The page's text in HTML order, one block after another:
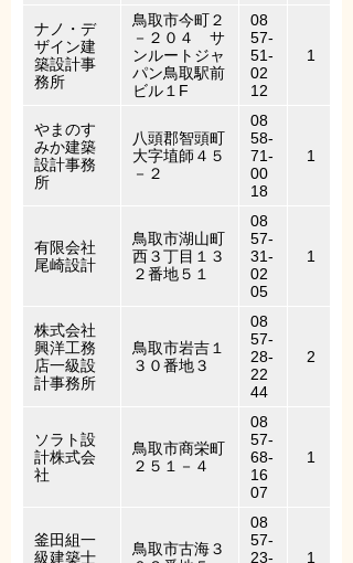
ナノ・デ
ザイン建
築設計事
務所
鳥取市今町２
－２０４ サ
ンルートジャ
パン鳥取駅前
ビル１F
08
57-
51-
02
12
1
やまのす
みか建築
設計事務
所
八頭郡智頭町
大字埴師４５
－２
08
58-
71-
00
18
1
有限会社
尾崎設計
鳥取市湖山町
西３丁目１３
２番地５１
08
57-
31-
02
05
1
株式会社
興洋工務
店一級設
計事務所
鳥取市岩吉１
３０番地３
08
57-
28-
22
44
2
ソラト設
計株式会
社
鳥取市商栄町
２５１－４
08
57-
68-
16
07
1
釜田組一
級建築士
鳥取市古海３
08
57-
23-
1